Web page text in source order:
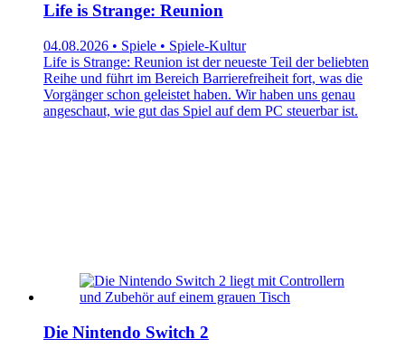
Life is Strange: Reunion
04.08.2026 • Spiele • Spiele-Kultur
Life is Strange: Reunion ist der neueste Teil der beliebten
Reihe und führt im Bereich Barrierefreiheit fort, was die
Vorgänger schon geleistet haben. Wir haben uns genau
angeschaut, wie gut das Spiel auf dem PC steuerbar ist.
Die Nintendo Switch 2